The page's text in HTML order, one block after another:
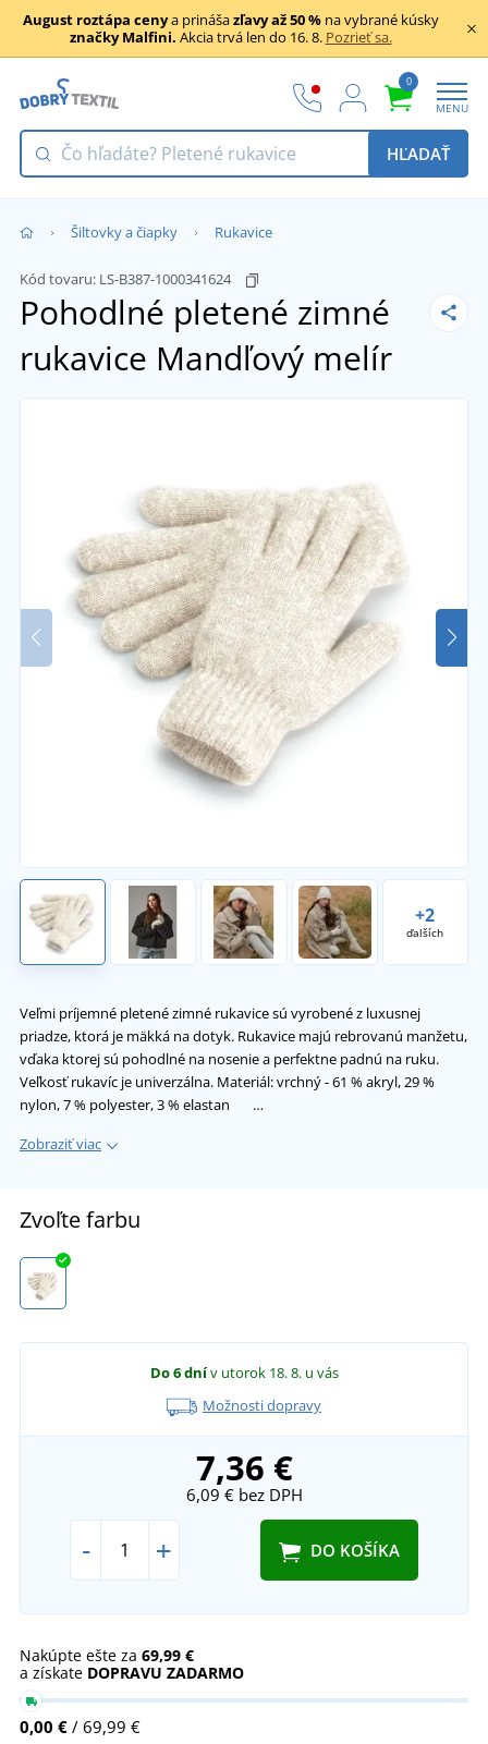
August roztápa cenya prinášazľavy až 50 %na vybrané kúsky
značky Malfini. Akcia trvá len do 16. 8. Pozrieť sa.
0
MENU
HĽADAŤ
Šiltovky a čiapky Rukavice
Kód tovaru: LS-B387-1000341624
Pohodlné pletené zimné
rukavice Mandľový melír
+2
ďalších
Veľmi príjemné pletené zimné rukavice sú vyrobené z luxusnej
priadze, ktorá je mäkká na dotyk. Rukavice majú rebrovanú manžetu,
vďaka ktorej sú pohodlné na nosenie a perfektne padnú na ruku.
Veľkosť rukavíc je univerzálna. Materiál: vrchný - 61 % akryl, 29 %
nylon, 7 % polyester, 3 % elastan …
Zobraziť viac
Zvoľte farbu
Do 6 dnív utorok 18. 8. u vás
Možnosti dopravy
7,36 €
6,09 €bez DPH
- + DO KOŠÍKA
Nakúpte ešte za 69,99 €
a získate DOPRAVU ZADARMO
0,00 € / 69,99 €